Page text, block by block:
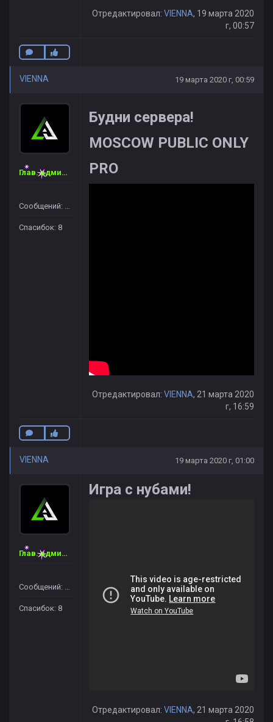
Отредактировал: VIENNA, 19 марта 2020
г, 00:57
VIENNA 19 марта 2020 г, 00:59
Глав. администратор
Сообщений: 46
Спасибок: 8
Будни сервера!
MOSCOW PUBLIC ONLY
PRO
Отредактировал: VIENNA, 21 марта 2020
г, 16:59
VIENNA 19 марта 2020 г, 01:00
Глав. администратор
Сообщений: 46
Спасибок: 8
Игра с нубами!
Отредактировал: VIENNA, 21 марта 2020